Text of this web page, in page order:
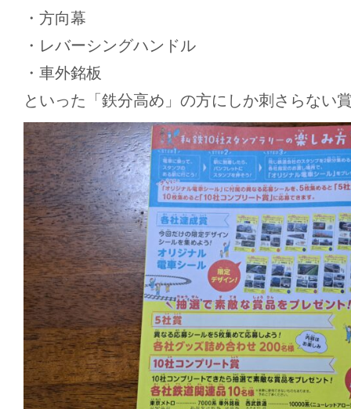
・方向幕
・レバーシングハンドル
・車外銘板
といった「鉄分高め」の方にしか刺さらない